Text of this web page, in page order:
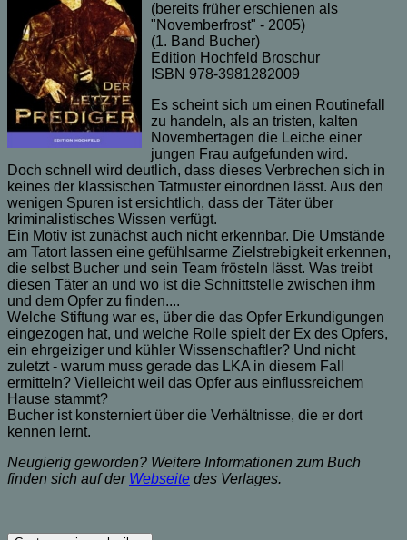
(bereits früher erschienen als
"Novemberfrost" - 2005)
(1. Band Bucher)
Edition Hochfeld Broschur
ISBN 978-3981282009
Es scheint sich um einen Routinefall
zu handeln, als an tristen, kalten
Novembertagen die Leiche einer
jungen Frau aufgefunden wird.
Doch schnell wird deutlich, dass dieses Verbrechen sich in
keines der klassischen Tatmuster einordnen lässt. Aus den
wenigen Spuren ist ersichtlich, dass der Täter über
kriminalistisches Wissen verfügt.
Ein Motiv ist zunächst auch nicht erkennbar. Die Umstände
am Tatort lassen eine gefühlsarme Zielstrebigkeit erkennen,
die selbst Bucher und sein Team frösteln lässt. Was treibt
diesen Täter an und wo ist die Schnittstelle zwischen ihm
und dem Opfer zu finden....
Welche Stiftung war es, über die das Opfer Erkundigungen
eingezogen hat, und welche Rolle spielt der Ex des Opfers,
ein ehrgeiziger und kühler Wissenschaftler? Und nicht
zuletzt - warum muss gerade das LKA in diesem Fall
ermitteln? Vielleicht weil das Opfer aus einflussreichem
Hause stammt?
Bucher ist konsterniert über die Verhältnisse, die er dort
kennen lernt.
Neugierig geworden? Weitere Informationen zum Buch
finden sich auf der Webseite des Verlages.